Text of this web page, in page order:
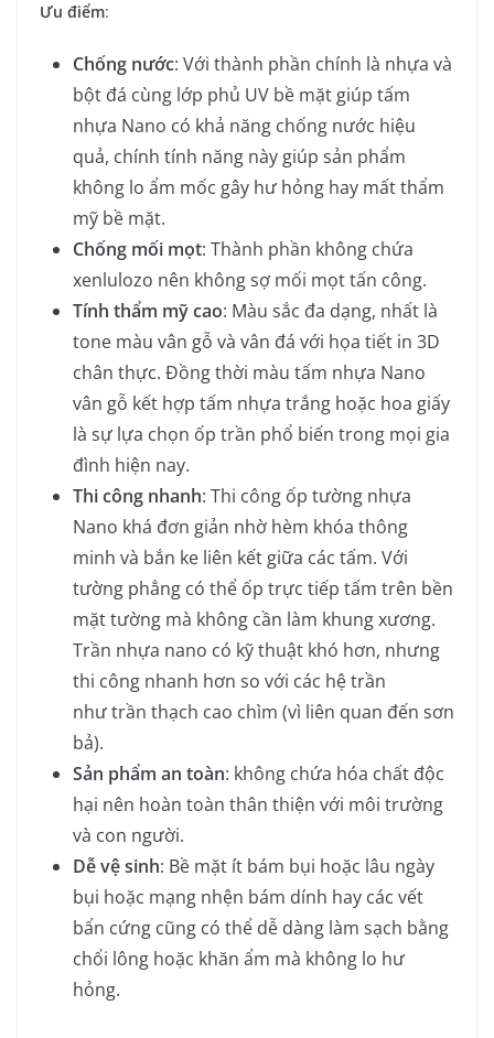
Ưu điểm:
Chống nước: Với thành phần chính là nhựa và
bột đá cùng lớp phủ UV bề mặt giúp tấm
nhựa Nano có khả năng chống nước hiệu
quả, chính tính năng này giúp sản phẩm
không lo ẩm mốc gây hư hỏng hay mất thẩm
mỹ bề mặt.
Chống mối mọt: Thành phần không chứa
xenlulozo nên không sợ mối mọt tấn công.
Tính thẩm mỹ cao: Màu sắc đa dạng, nhất là
tone màu vân gỗ và vân đá với họa tiết in 3D
chân thực. Đồng thời màu tấm nhựa Nano
vân gỗ kết hợp tấm nhựa trắng hoặc hoa giấy
là sự lựa chọn ốp trần phổ biến trong mọi gia
đình hiện nay.
Thi công nhanh: Thi công ốp tường nhựa
Nano khá đơn giản nhờ hèm khóa thông
minh và bắn ke liên kết giữa các tấm. Với
tường phẳng có thể ốp trực tiếp tấm trên bền
mặt tường mà không cần làm khung xương.
Trần nhựa nano có kỹ thuật khó hơn, nhưng
thi công nhanh hơn so với các hệ trần
như trần thạch cao chìm (vì liên quan đến sơn
bả).
Sản phẩm an toàn: không chứa hóa chất độc
hại nên hoàn toàn thân thiện với môi trường
và con người.
Dễ vệ sinh: Bề mặt ít bám bụi hoặc lâu ngày
bụi hoặc mạng nhện bám dính hay các vết
bẩn cứng cũng có thể dễ dàng làm sạch bằng
chổi lông hoặc khăn ẩm mà không lo hư
hỏng.